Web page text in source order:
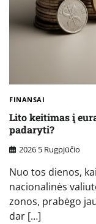
FINANSAI
Lito keitimas į
padaryti?
2026 5 Rugpjūčio
Nuo tos dienos,
nacionalinės
zonos, prabėgo
dar […]